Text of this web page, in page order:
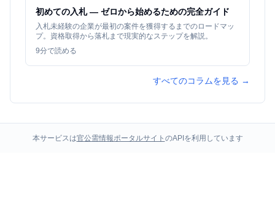
初めての入札 — ゼロから始めるための完全ガイド
入札未経験の企業が最初の案件を獲得するまでのロードマッ
プ。資格取得から落札まで現実的なステップを解説。
9分で読める
すべてのコラムを見る →
本サービスは官公需情報ポータルサイト のAPIを利用しています